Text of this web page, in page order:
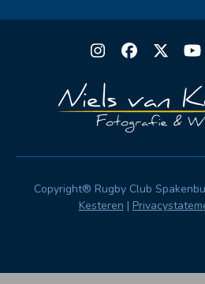
Instagram
Facebook
Twitter
Copyright® Rugby Club
Kesteren |